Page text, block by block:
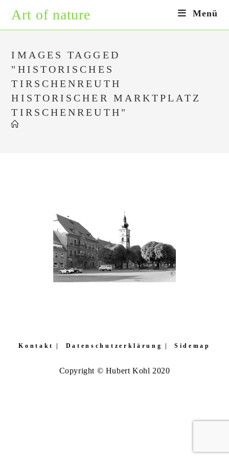
Inhalt
springen
Art of nature Menü
IMAGES TAGGED
"HISTORISCHES
TIRSCHENREUTH
HISTORISCHER MARKTPLATZ
TIRSCHENREUTH"
Kontakt Datenschutzerklärung Sidemap
Copyright © Hubert Kohl 2020